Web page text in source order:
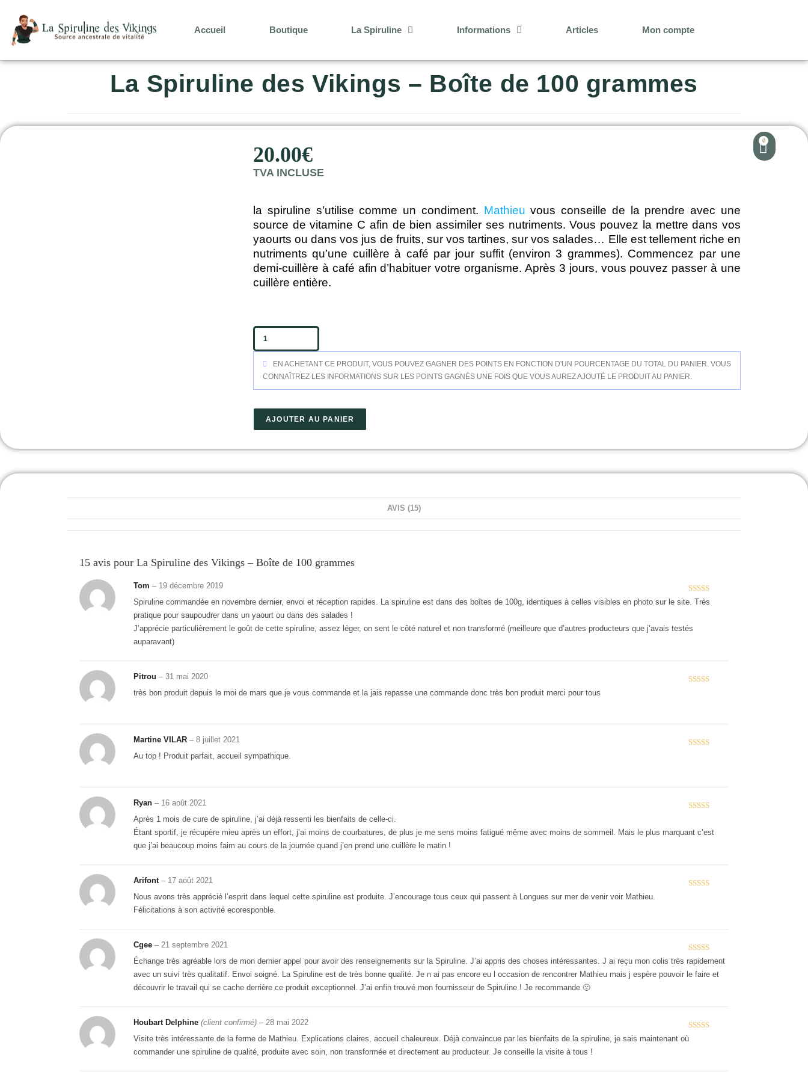
Accueil Boutique La Spiruline Informations Articles Mon compte
0
La Spiruline des Vikings – Boîte de 100 grammes
20.00€
TVA INCLUSE
la spiruline s’utilise comme un condiment. Mathieu vous conseille de la prendre avec une
source de vitamine C afin de bien assimiler ses nutriments. Vous pouvez la mettre dans vos
yaourts ou dans vos jus de fruits, sur vos tartines, sur vos salades… Elle est tellement riche en
nutriments qu’une cuillère à café par jour suffit (environ 3 grammes). Commencez par une
demi-cuillère à café afin d’habituer votre organisme. Après 3 jours, vous pouvez passer à une
cuillère entière.
EN ACHETANT CE PRODUIT, VOUS POUVEZ GAGNER DES POINTS EN FONCTION D'UN POURCENTAGE DU TOTAL DU PANIER. VOUS
CONNAÎTREZ LES INFORMATIONS SUR LES POINTS GAGNÉS UNE FOIS QUE VOUS AUREZ AJOUTÉ LE PRODUIT AU PANIER.
AJOUTER AU PANIER
AVIS (15)
15 avis pour La Spiruline des Vikings – Boîte de 100 grammes
Note5
Tom – 19 décembre 2019
Spiruline commandée en novembre dernier, envoi et réception rapides. La spiruline est dans des boîtes de 100g, identiques à celles visibles en photo sur le site. Très
pratique pour saupoudrer dans un yaourt ou dans des salades !
J’apprécie particulièrement le goût de cette spiruline, assez léger, on sent le côté naturel et non transformé (meilleure que d’autres producteurs que j’avais testés
auparavant)
Pitrou – 31 mai 2020
très bon produit depuis le moi de mars que je vous commande et la jais repasse une commande donc très bon produit merci pour tous
Martine VILAR – 8 juillet 2021
Au top ! Produit parfait, accueil sympathique.
Ryan – 16 août 2021
Après 1 mois de cure de spiruline, j’ai déjà ressenti les bienfaits de celle-ci.
Étant sportif, je récupère mieu après un effort, j’ai moins de courbatures, de plus je me sens moins fatigué même avec moins de sommeil. Mais le plus marquant c’est
que j’ai beaucoup moins faim au cours de la journée quand j’en prend une cuillère le matin !
Arifont – 17 août 2021
Nous avons très apprécié l’esprit dans lequel cette spiruline est produite. J’encourage tous ceux qui passent à Longues sur mer de venir voir Mathieu.
Félicitations à son activité ecoresponble.
Note5sur 5
Cgee – 21 septembre 2021
Échange très agréable lors de mon dernier appel pour avoir des renseignements sur la Spiruline. J’ai appris des choses intéressantes. J ai reçu mon colis très rapidement
avec un suivi très qualitatif. Envoi soigné. La Spiruline est de très bonne qualité. Je n ai pas encore eu l occasion de rencontrer Mathieu mais j espère pouvoir le faire et
découvrir le travail qui se cache derrière ce produit exceptionnel. J’ai enfin trouvé mon fournisseur de Spiruline ! Je recommande 🙂
Note
Houbart Delphine (client confirmé) – 28 mai 2022
Visite très intéressante de la ferme de Mathieu. Explications claires, accueil chaleureux. Déjà convaincue par les bienfaits de la spiruline, je sais maintenant où
commander une spiruline de qualité, produite avec soin, non transformée et directement au producteur. Je conseille la visite à tous !